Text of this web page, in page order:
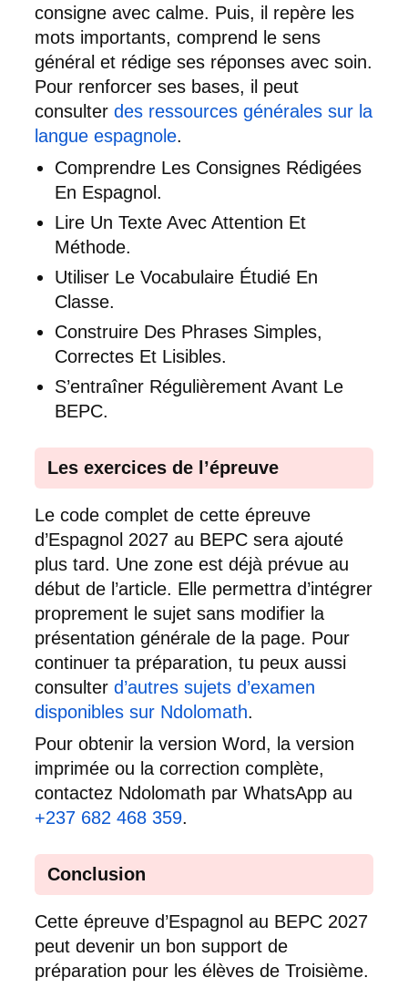
consigne avec calme. Puis, il repère les
mots importants, comprend le sens
général et rédige ses réponses avec soin.
Pour renforcer ses bases, il peut
consulter des ressources générales sur la
langue espagnole.
Comprendre Les Consignes Rédigées
En Espagnol.
Lire Un Texte Avec Attention Et
Méthode.
Utiliser Le Vocabulaire Étudié En
Classe.
Construire Des Phrases Simples,
Correctes Et Lisibles.
S’entraîner Régulièrement Avant Le
BEPC.
Les exercices de l’épreuve
Le code complet de cette épreuve
d’Espagnol 2027 au BEPC sera ajouté
plus tard. Une zone est déjà prévue au
début de l’article. Elle permettra d’intégrer
proprement le sujet sans modifier la
présentation générale de la page. Pour
continuer ta préparation, tu peux aussi
consulter d’autres sujets d’examen
disponibles sur Ndolomath.
Pour obtenir la version Word, la version
imprimée ou la correction complète,
contactez Ndolomath par WhatsApp au
+237 682 468 359.
Conclusion
Cette épreuve d’Espagnol au BEPC 2027
peut devenir un bon support de
préparation pour les élèves de Troisième.